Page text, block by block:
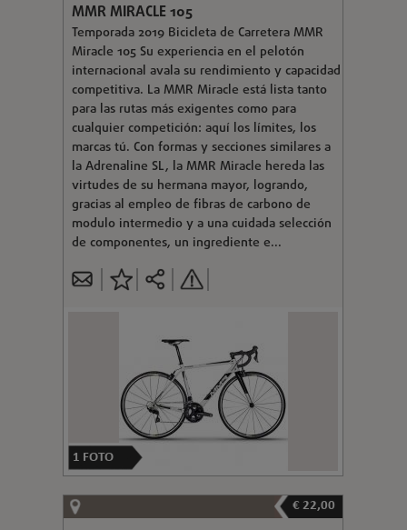
MMR MIRACLE 105
Temporada 2019 Bicicleta de Carretera MMR
Miracle 105 Su experiencia en el pelotón
internacional avala su rendimiento y capacidad
competitiva. La MMR Miracle está lista tanto
para las rutas más exigentes como para
cualquier competición: aquí los límites, los
marcas tú. Con formas y secciones similares a
la Adrenaline SL, la MMR Miracle hereda las
virtudes de su hermana mayor, logrando,
gracias al empleo de fibras de carbono de
modulo intermedio y a una cuidada selección
de componentes, un ingrediente e...
1 FOTO
€ 22,00